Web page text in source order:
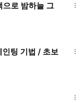
으로 밤하늘 그